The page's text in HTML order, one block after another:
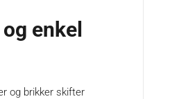
enkel
og brikker skifter